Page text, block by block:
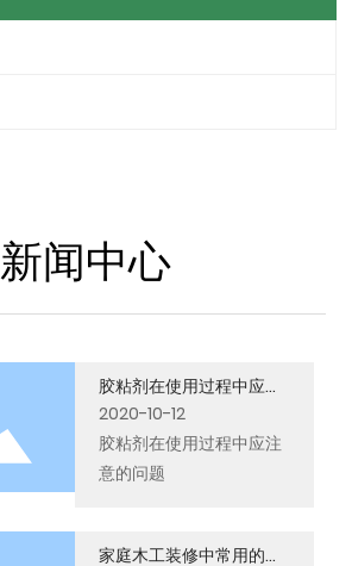
新闻中心
胶粘剂在使用过程中应注
意的问题
2020-10-12
胶粘剂在使用过程中应注
意的问题
家庭木工装修中常用的胶